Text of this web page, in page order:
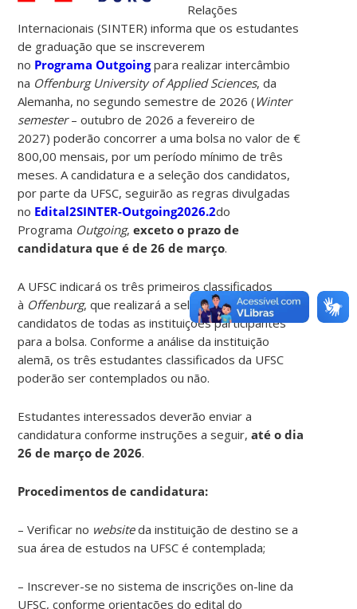
Relações
Internacionais (SINTER) informa que os estudantes
de graduação que se inscreverem
no Programa Outgoingpara realizar intercâmbio
na Offenburg University of Applied Sciences, da
Alemanha, no segundo semestre de 2026 ( Winter
semester– outubro de 2026 a fevereiro de
2027) poderão concorrer a uma bolsa no valor de €
800,00 mensais, por um período mínimo de três
meses. A candidatura e a seleção dos candidatos,
por parte da UFSC, seguirão as regras divulgadas
no Edital2SINTER-Outgoing2026.2do
Programa Outgoing,exceto o prazo de
candidatura que é de 26 de março.
A UFSC indicará os três primeiros classificados
à Offenburg, que realizará a seleção dos estudantes
candidatos de todas as instituições participantes
para a bolsa. Conforme a análise da instituição
alemã, os três estudantes classificados da UFSC
poderão ser contemplados ou não.
Estudantes interessados deverão enviar a
candidatura conforme instruções a seguir,até o dia
26 de março de 2026.
Procedimentos de candidatura:
– Verificar no websiteda instituição de destino se a
sua área de estudos na UFSC é contemplada;
– Inscrever-se no sistema de inscrições on-line da
UFSC, conforme orientações do edital do